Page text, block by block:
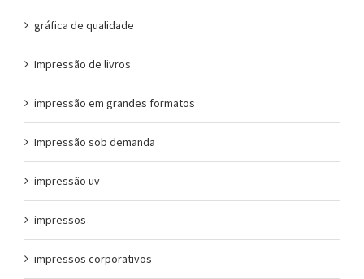
gráfica de qualidade
Impressão de livros
impressão em grandes formatos
Impressão sob demanda
impressão uv
impressos
impressos corporativos